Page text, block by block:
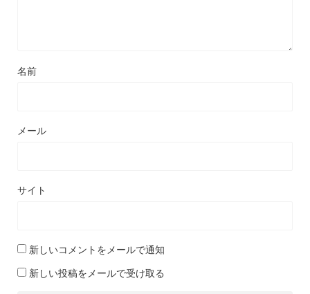
名前
メール
サイト
新しいコメントをメールで通知
新しい投稿をメールで受け取る